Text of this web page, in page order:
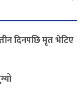
दिनपछि मृत भेटिए